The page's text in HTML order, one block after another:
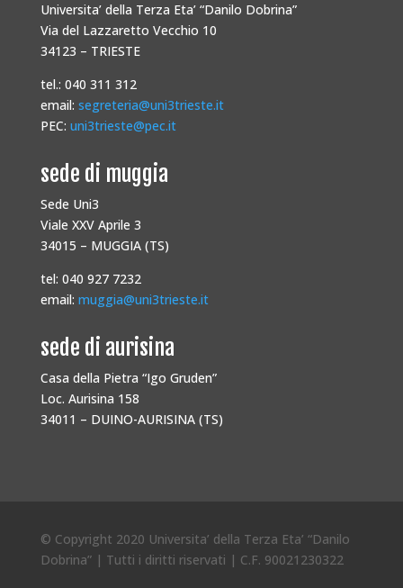
Universita’ della Terza Eta’ “Danilo Dobrina”
Via del Lazzaretto Vecchio 10
34123 – TRIESTE
tel.: 040 311 312
email: segreteria@uni3trieste.it
PEC: uni3trieste@pec.it
sede di muggia
Sede Uni3
Viale XXV Aprile 3
34015 – MUGGIA (TS)
tel: 040 927 7232
email: muggia@uni3trieste.it
sede di aurisina
Casa della Pietra “Igo Gruden”
Loc. Aurisina 158
34011 – DUINO-AURISINA (TS)
© Copyright 2020 Universita’ della Terza Eta’ “Danilo
Dobrina” | Tutti i diritti riservati | C.F. 90021230322